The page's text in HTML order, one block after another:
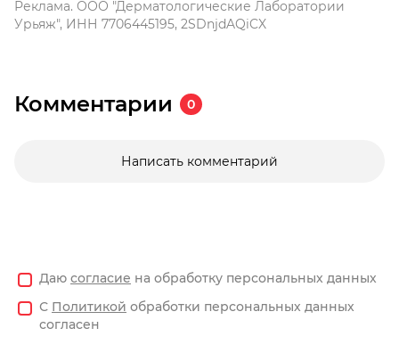
Реклама. ООО "Дерматологические Лаборатории
Урьяж", ИНН 7706445195, 2SDnjdAQiCX
Комментарии 0
Написать комментарий
Даю согласие на обработку персональных данных
С Политикой обработки персональных данных
согласен